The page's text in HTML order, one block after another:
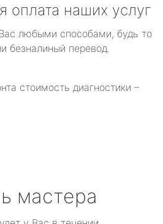
оплата наших услуг
любыми способами, будь то
безналиный перевод.
стоимость диагностики –
мастера